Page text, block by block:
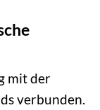
mit der
verbunden.